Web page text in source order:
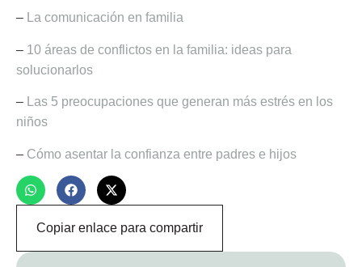
– La comunicación en familia
– 10 áreas de conflictos en la familia: ideas para
solucionarlos
–
Las 5 preocupaciones que generan más estrés en los
niños
– Cómo asentar la confianza entre padres e hijos
Copiar enlace para compartir